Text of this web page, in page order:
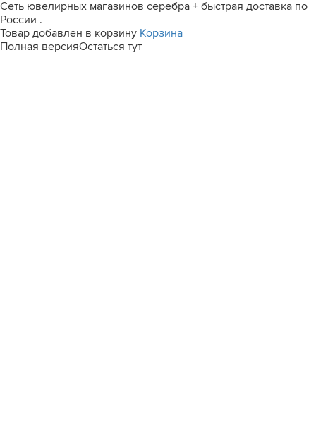
Сеть ювелирных магазинов серебра + быстрая доставка по
России .
Товар добавлен в корзину Корзина
Полная версияОстаться тут